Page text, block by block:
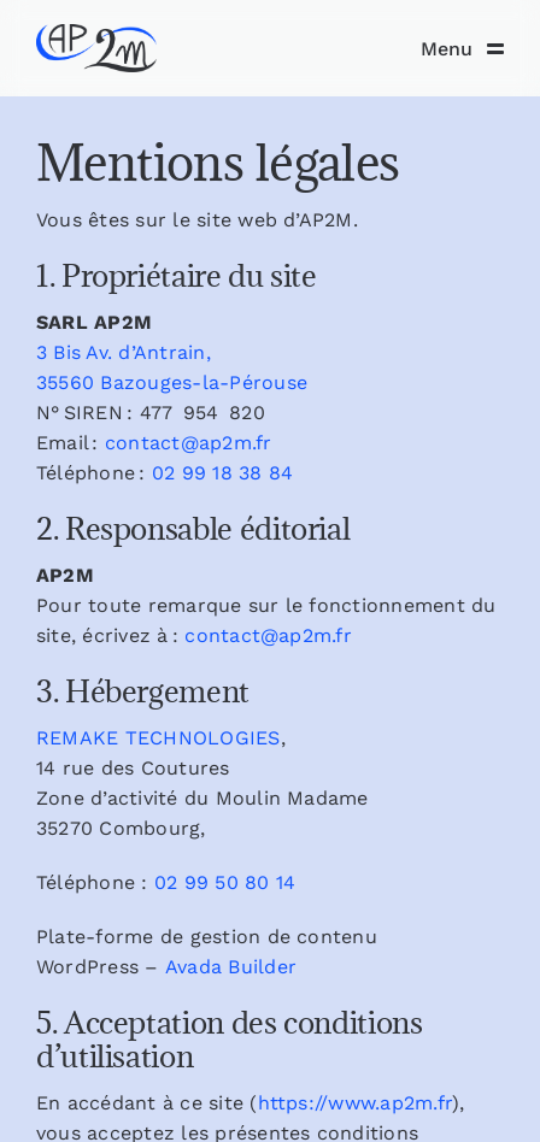
Menu
Mentions légales
Vous êtes sur le site web d’AP2M.
1. Propriétaire du site
SARL AP2M
3 Bis Av. d’Antrain,
35560 Bazouges-la-Pérouse
N° SIREN : 477 954 820
Email : contact@ap2m.fr
Téléphone : 02 99 18 38 84
2. Responsable éditorial
AP2M
Pour toute remarque sur le fonctionnement du
site, écrivez à : contact@ap2m.fr
3. Hébergement
REMAKE TECHNOLOGIES,
14 rue des Coutures
Zone d’activité du Moulin Madame
35270 Combourg,
Téléphone : 02 99 50 80 14
Plate-forme de gestion de contenu
WordPress – Avada Builder
5. Acceptation des conditions
d’utilisation
En accédant à ce site (https://www.ap2m.fr),
vous acceptez les présentes conditions